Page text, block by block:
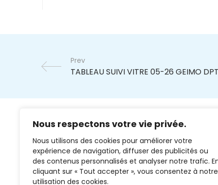
Nous respectons votre vie privée.
Nous utilisons des cookies pour améliorer votre
expérience de navigation, diffuser des publicités ou
des contenus personnalisés et analyser notre trafic.
cliquant sur « Tout accepter », vous consentez à notre
utilisation des cookies.
Prev
02 37 38 00 78